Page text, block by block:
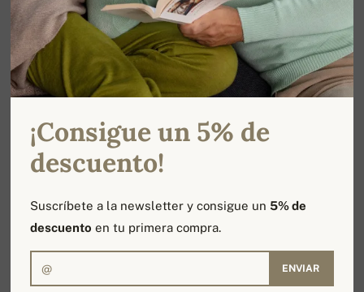
-14%
¡Consigue un 5% de
descuento!
Suscríbete a la newsletter y consigue un5% de
descuento en tu primera compra.
ENVIAR